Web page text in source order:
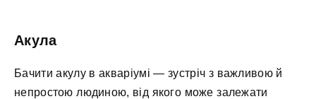
Акула
Бачити акулу в акваріумі — зустріч з важливою й
непростою людиною, від якого може залежати